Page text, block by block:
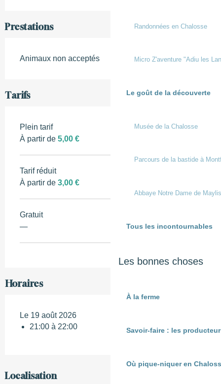
Randonnées en Chalosse
Micro Z'aventure "Adiu les
Le goût de la découverte
Musée de la Chalosse
Parcours de la bastide à
Abbaye Notre Dame de Maylis
Tous les incontournables
Les bonnes choses
À la ferme
Savoir-faire : les
Où pique-niquer en
Prestations
Animaux non acceptés
Tarifs
Plein tarif
À partir de 5,00 €
Tarif réduit
À partir de 3,00 €
Gratuit
—
Horaires
Le 19 août 2026
21:00 à 22:00
Localisation